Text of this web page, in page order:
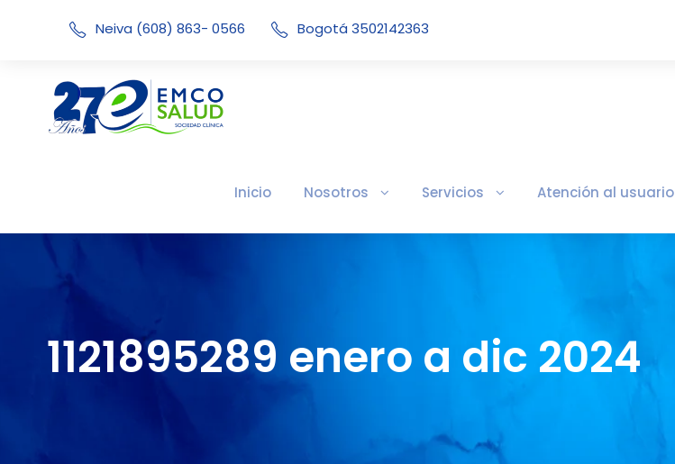
Neiva (608) 863- 0566 Bogotá 3502142363
Inicio Nosotros Servicios Atención al usuario
1121895289 enero a dic 2024